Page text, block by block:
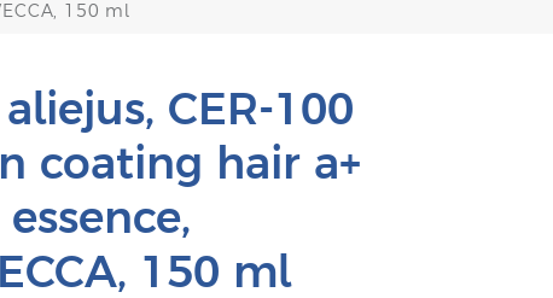
150 ml
CER-100
coating hair a+
150 ml